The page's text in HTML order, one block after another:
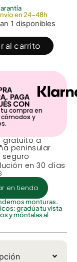
en 24-48h
1 disponibles
al carrito
PAGA
CON
compra en
y
gratuito a
peninsular
seguro
en 30 días
en tienda
monturas.
gradúa tu vista
y móntalas al